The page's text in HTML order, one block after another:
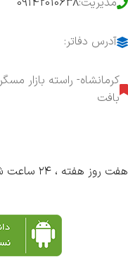
آدرس دفاتر:
کرمانشاه- راسته بازار
بافت
هفت روز هفته ، ۲۴ ساعت شبانه‌روز پاسخگوی شما هستیم.